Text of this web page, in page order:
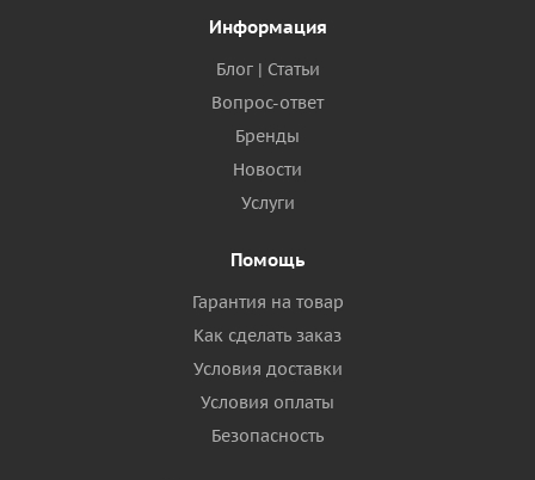
Информация
Блог | Статьи
Вопрос-ответ
Бренды
Новости
Услуги
Помощь
Гарантия на товар
Как сделать заказ
Условия доставки
Условия оплаты
Безопасность